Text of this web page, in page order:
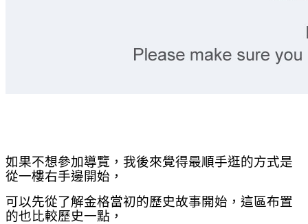
如果不想參加導覽，我後來覺得最順手逛的方式是
從一樓右手邊開始，
可以先從了解金格當初的歷史故事開始， 這區布置
的也比較歷史一點，